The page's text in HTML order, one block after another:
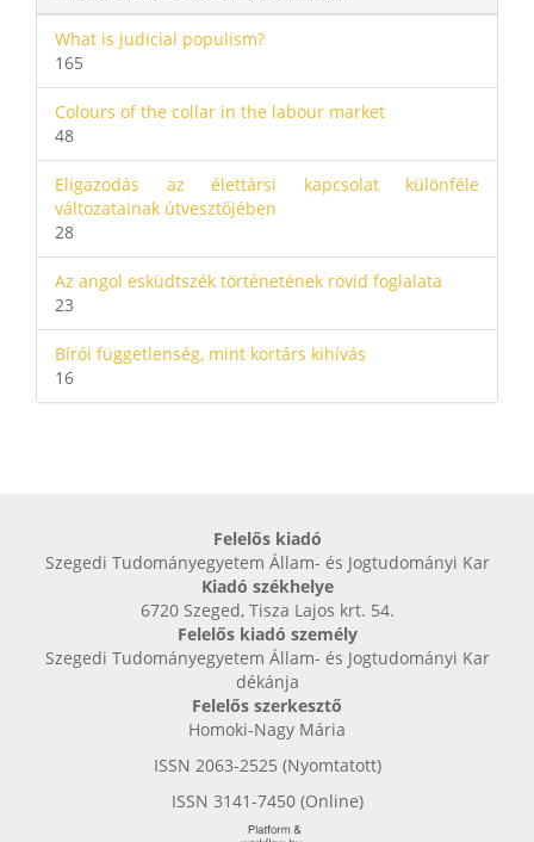
What is judicial populism?
165
Colours of the collar in the labour market
48
Eligazodás az élettársi kapcsolat különféle
változatainak útvesztőjében
28
Az angol esküdtszék történetének rövid foglalata
23
Bírói függetlenség, mint kortárs kihívás
16
Felelős kiadó
Szegedi Tudományegyetem Állam- és Jogtudományi Kar
Kiadó székhelye
6720 Szeged, Tisza Lajos krt. 54.
Felelős kiadó személy
Szegedi Tudományegyetem Állam- és Jogtudományi Kar
dékánja
Felelős szerkesztő
Homoki-Nagy Mária
ISSN 2063-2525 (Nyomtatott)
ISSN 3141-7450 (Online)